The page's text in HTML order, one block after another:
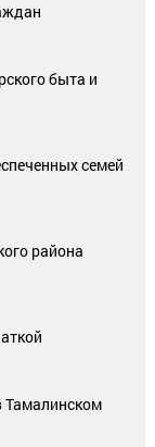
быта и
семей
района
Тамалинском